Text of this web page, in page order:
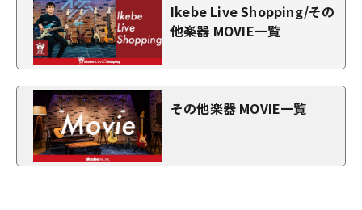
Ikebe Live Shopping/その
他楽器 MOVIE一覧
その他楽器 MOVIE一覧